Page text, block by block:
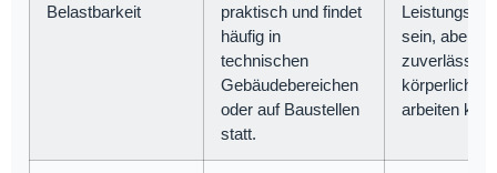
Belastbarkeit
praktisch und findet
häufig in
technischen
Gebäudebereichen
oder auf Baustellen
statt.
sein, aber
zuverlässig
körperlich
arbeiten